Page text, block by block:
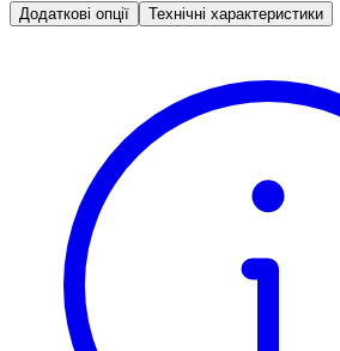
Додаткові опції Технічні характеристики